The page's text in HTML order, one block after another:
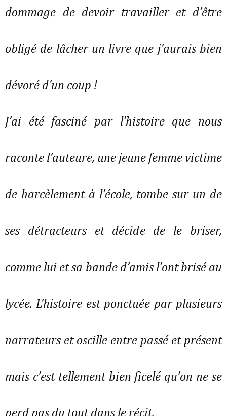
dommage de devoir travailler et d’être
obligé de lâcher un livre que j’aurais bien
dévoré d’un coup !
J’ai été fasciné par l’histoire que nous
raconte l’auteure, une jeune femme victime
de harcèlement à l’école, tombe sur un de
ses détracteurs et décide de le briser,
comme lui et sa bande d’amis l’ont brisé au
lycée. L’histoire est ponctuée par plusieurs
narrateurs et oscille entre passé et présent
mais c’est tellement bien ficelé qu’on ne se
perd pas du tout dans le récit.